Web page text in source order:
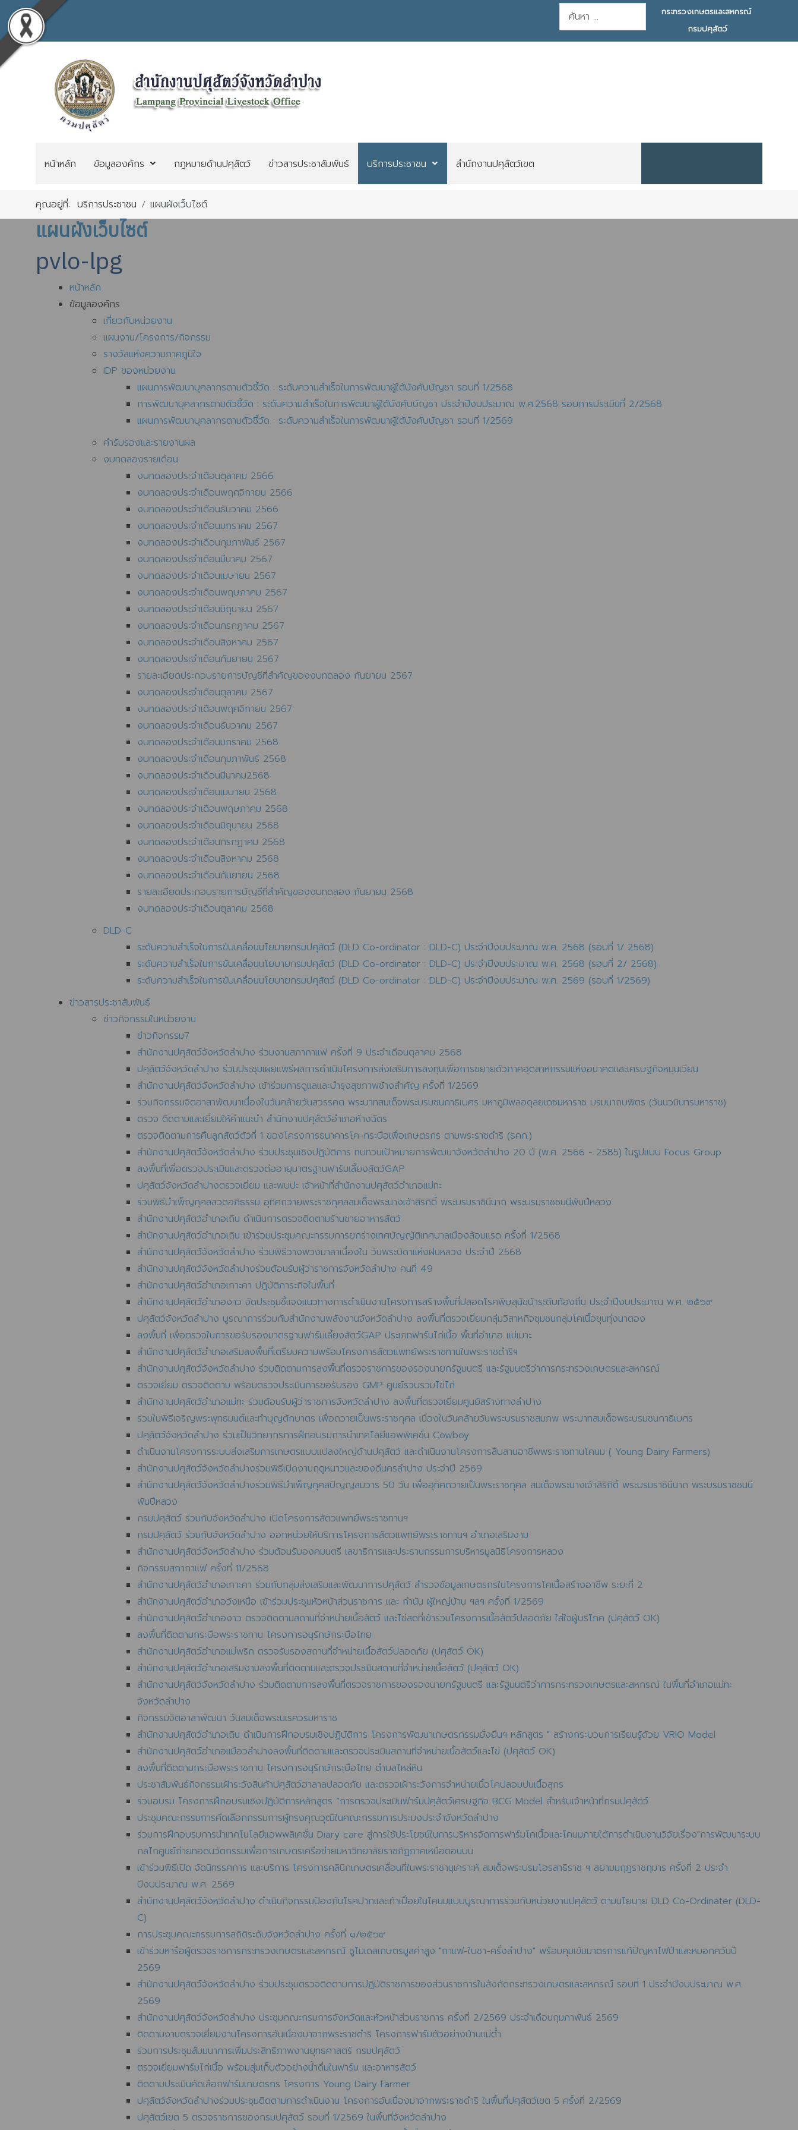
การค้นหา
กระทรวงเกษตรและสหกรณ์
กรมปศุสัตว์
หน้าหลัก ข้อมูลองค์กร กฎหมายด้านปศุสัตว์ ข่าวสารประชาสัมพันธ์ บริการประชาชน สำนักงานปศุสัตว์เขต
คุณอยู่ที่:บริการประชาชน แผนผังเว็บไซต์
แผนผังเว็บไซต์
pvlo-lpg
หน้าหลัก
ข้อมูลองค์กร
เกี่ยวกับหน่วยงาน
แผนงาน/โครงการ/กิจกรรม
รางวัลแห่งความภาคภูมิใจ
IDP ของหน่วยงาน
แผนการพัฒนาบุคลากรตามตัวชี้วัด : ระดับความสำเร็จในการพัฒนาผู้ใต้บังคับบัญชา รอบที่ 1/2568
การพัฒนาบุคลากรตามตัวชี้วัด : ระดับความสำเร็จในการพัฒนาผู้ใต้บังคับบัญชา ประจำปีงบประมาณ พ.ศ.2568 รอบการประเมินที่ 2/2568
แผนการพัฒนาบุคลากรตามตัวชี้วัด : ระดับความสำเร็จในการพัฒนาผู้ใต้บังคับบัญชา รอบที่ 1/2569
คำรับรองและรายงานผล
งบทดลองรายเดือน
งบทดลองประจำเดือนตุลาคม 2566
งบทดลองประจำเดือนพฤศจิกายน 2566
งบทดลองประจำเดือนธันวาคม 2566
งบทดลองประจำเดือนมกราคม 2567
งบทดลองประจำเดือนกุมภาพันธ์ 2567
งบทดลองประจำเดือนมีนาคม 2567
งบทดลองประจำเดือนเมษายน 2567
งบทดลองประจำเดือนพฤษภาคม 2567
งบทดลองประจำเดือนมิถุนายน 2567
งบทดลองประจำเดือนกรกฏาคม 2567
งบทดลองประจำเดือนสิงหาคม 2567
งบทดลองประจำเดือนกันยายน 2567
รายละเอียดประกอบรายการบัญชีที่สำคัญของงบทดลอง กันยายน 2567
งบทดลองประจำเดือนตุลาคม 2567
งบทดลองประจำเดือนพฤศจิกายน 2567
งบทดลองประจำเดือนธันวาคม 2567
งบทดลองประจำเดือนมกราคม 2568
งบทดลองประจำเดือนกุมภาพันธ์ 2568
งบทดลองประจำเดือนมีนาคม2568
งบทดลองประจำเดือนเมษายน 2568
งบทดลองประจำเดือนพฤษภาคม 2568
งบทดลองประจำเดือนมิถุนายน 2568
งบทดลองประจำเดือนกรกฏาคม 2568
งบทดลองประจำเดือนสิงหาคม 2568
งบทดลองประจำเดือนกันยายน 2568
รายละเอียดประกอบรายการบัญชีที่สำคัญของงบทดลอง กันยายน 2568
งบทดลองประจำเดือนตุลาคม 2568
DLD-C
ระดับความสำเร็จในการขับเคลื่อนนโยบายกรมปศุสัตว์ (DLD Co-ordinator : DLD-C) ประจำปีงบประมาณ พ.ศ. 2568 (รอบที่ 1/ 2568)
ระดับความสำเร็จในการขับเคลื่อนนโยบายกรมปศุสัตว์ (DLD Co-ordinator : DLD-C) ประจำปีงบประมาณ พ.ศ. 2568 (รอบที่ 2/ 2568)
ระดับความสำเร็จในการขับเคลื่อนนโยบายกรมปศุสัตว์ (DLD Co-ordinator : DLD-C) ประจำปีงบประมาณ พ.ศ. 2569 (รอบที่ 1/2569)
ข่าวสารประชาสัมพันธ์
ข่าวกิจกรรมในหน่วยงาน
ข่าวกิจกรรม7
สำนักงานปศุสัตว์จังหวัดลำปาง ร่วมงานสภากาแฟ ครั้งที่ 9 ประจำเดือนตุลาคม 2568
ปศุสัตว์จังหวัดลำปาง ร่วมประชุมเผยแพร่ผลการดำเนินโครงการส่งเสริมการลงทุนเพื่อการขยายตัวภาคอุตสาหกรรมแห่งอนาคตและเศรษฐกิจหมุนเวียน
สำนักงานปศุสัตว์จังหวัดลำปาง เข้าร่วมการดูแลและบำรุงสุขภาพช้างสำคัญ ครั้งที่ 1/2569
ร่วมกิจกรรมจิตอาสาพัฒนาเนื่องในวันคล้ายวันสวรรคต พระบาทสมเด็จพระบรมชนกาธิเบศร มหาภูมิพลอดุลยเดชมหาราช บรมนาถบพิตร (วันนวมินทรมหาราช)
ตรวจ ติดตามและเยี่ยมให้คำแนะนำ สำนักงานปศุสัตว์อำเภอห้างฉัตร
ตรวจติดตามการคืนลูกสัตว์ตัวที่ 1 ของโครงการธนาคารโค-กระบือเพื่อเกษตรกร ตามพระราชดำริ (ธคก.)
สำนักงานปศุสัตว์จังหวัดลำปาง ร่วมประชุมเชิงปฏิบัติการ ทบทวนเป้าหมายการพัฒนาจังหวัดลำปาง 20 ปี (พ.ศ. 2566 - 2585) ในรูปแบบ Focus Group
ลงพื้นที่เพื่อตรวจประเมินและตรวจต่ออายุมาตรฐานฟาร์มเลี้ยงสัตว์GAP
ปศุสัตว์จังหวัดลำปางตรวจเยี่ยม และพบปะ เจ้าหน้าที่สำนักงานปศุสัตว์อำเภอแม่ทะ
ร่วมพิธีบำเพ็ญกุศลสวดอภิธรรม อุทิศถวายพระราชกุศลสมเด็จพระนางเจ้าสิริกิติ์ พระบรมราชินีนาถ พระบรมราชชนนีพันปีหลวง
สำนักงานปศุสัตว์อำเภอเถิน ดำเนินการตรวจติดตามร้านขายอาหารสัตว์
สำนักงานปศุสัตว์อำเภอเถิน เข้าร่วมประชุมคณะกรรมการยกร่างเทศบัญญัติเทศบาลเมืองล้อมแรด ครั้งที่ 1/2568
สำนักงานปศุสัตว์จังหวัดลำปาง ร่วมพิธีวางพวงมาลาเนื่องใน วันพระบิดาแห่งฝนหลวง ประจำปี 2568
สำนักงานปศุสัตว์จังหวัดลำปางร่วมต้อนรับผู้ว่าราชการจังหวัดลำปาง คนที่ 49
สำนักงานปศุสัตว์อำเภอเกาะคา ปฏิบัติภาระกิจในพื้นที่
สำนักงานปศุสัตว์อำเภองาว จัดประชุมชี้แจงแนวทางการดำเนินงานโครงการสร้างพื้นที่ปลอดโรคพิษสุนัขบ้าระดับท้องถิ่น ประจำปีงบประมาณ พ.ศ. ๒๕๖๙
ปศุสัตว์จังหวัดลำปาง บูรณาการร่วมกับสำนักงานพลังงานจังหวัดลำปาง ลงพื้นที่ตรวจเยี่ยมกลุ่มวิสาหกิจชุมชนกลุ่มโคเนื้อขุนทุ่งนาตอง
ลงพื้นที่ เพื่อตรวจในการขอรับรองมาตรฐานฟาร์มเลี้ยงสัตว์GAP ประเภทฟาร์มไก่เนื้อ พื้นที่อำเภอ แม่เมาะ
สำนักงานปศุสัตว์อำเภอเสริมลงพื้นที่เตรียมความพร้อมโครงการสัตวแพทย์พระราชทานในพระราชดำริฯ
สำนักงานปศุสัตว์จังหวัดลำปาง ร่วมติดตามการลงพื้นที่ตรวจราชการของรองนายกรัฐมนตรี และรัฐมนตรีว่าการกระทรวงเกษตรและสหกรณ์
ตรวจเยี่ยม ตรวจติดตาม พร้อมตรวจประเมินการขอรับรอง GMP ศูนย์รวบรวมไข่ไก่
สำนักงานปศุสัตว์อำเภอแม่ทะ ร่วมต้อนรับผู้ว่าราชการจังหวัดลำปาง ลงพื้นที่ตรวจเยี่ยมศูนย์สร้างทางลำปาง
ร่วมในพิธีเจริญพระพุทธมนต์และทำบุญตักบาตร เพื่อถวายเป็นพระราชกุศล เนื่องในวันคล้ายวันพระบรมราชสมภพ พระบาทสมเด็จพระบรมชนกาธิเบศร
ปศุสัตว์จังหวัดลำปาง ร่วมเป็นวิทยากรการฝึกอบรมการนำเทคโลยีแอพพิเคชั่น Cowboy
ดำเนินงานโครงการระบบส่งเสริมการเกษตรแบบแปลงใหญ่ด้านปศุสัตว์ และดำเนินงานโครงการสืบสานอาชีพพระราชทานโคนม ( Young Dairy Farmers)​
สำนักงานปศุสัตว์จังหวัดลำปางร่วมพิธีเปิดงานฤดูหนาวและของดีนครลำปาง ประจำปี 2569
สำนักงานปศุสัตว์จังหวัดลำปางร่วมพิธีบำเพ็ญกุศลปัญญสมวาร 50 วัน เพื่ออุทิศถวายเป็นพระราชกุศล สมเด็จพระนางเจ้าสิริกิติ์ พระบรมราชินีนาถ พระบรมราชชนนี
พันปีหลวง
กรมปศุสัตว์ ร่วมกับจังหวัดลำปาง เปิดโครงการสัตวแพทย์พระราชทานฯ
กรมปศุสัตว์ ร่วมกับจังหวัดลำปาง ออกหน่วยให้บริการโครงการสัตวแพทย์พระราชทานฯ อำเภอเสริมงาม
สำนักงานปศุสัตว์จังหวัดลำปาง ร่วมต้อนรับองคมนตรี เลขาธิการและประธานกรรมการบริหารมูลนิธิโครงการหลวง
กิจกรรมสภากาแฟ ครั้งที่ 11/2568
สำนักงานปศุสัตว์อำเภอเกาะคา ร่วมกับกลุ่มส่งเสริมและพัฒนาการปศุสัตว์ สำรวจข้อมูลเกษตรกรในโครงการโคเนื้อสร้างอาชีพ ระยะที่ 2
สำนักงานปศุสัตว์อำเภอวังเหนือ เข้าร่วมประชุมหัวหน้าส่วนราชการ และ กำนัน ผู้ใหญ่บ้าน ฯลฯ ครั้งที่ 1/2569
สำนักงานปศุสัตว์อำเภองาว ตรวจติดตามสถานที่จำหน่ายเนื้อสัตว์ และไข่สดที่เข้าร่วมโครงการเนื้อสัตว์ปลอดภัย ใส่ใจผู้บริโภค (ปศุสัตว์ OK)
ลงพื้นที่ติดตามกระบือพระราชทาน โครงการอนุรักษ์กระบือไทย
สำนักงานปศุสัตว์อำเภอแม่พริก ตรวจรับรองสถานที่จำหน่ายเนื้อสัตว์ปลอดภัย (ปศุสัตว์ OK)
สำนักงานปศุสัตว์อำเภอเสริมงามลงพื้นที่ติดตามและตรวจประเมินสถานที่จำหน่ายเนื้อสัตว์ (ปศุสัตว์ OK)
สำนักงานปศุสัตว์จังหวัดลำปาง ร่วมติดตามการลงพื้นที่ตรวจราชการของรองนายกรัฐมนตรี และรัฐมนตรีว่าการกระทรวงเกษตรและสหกรณ์ ในพื้นที่อำเภอแม่ทะ
จังหวัดลำปาง
กิจกรรมจิตอาสาพัฒนา วันสมเด็จพระนเรศวรมหาราช
สำนักงานปศุสัตว์อำเภอเถิน ดำเนินการฝึกอบรมเชิงปฏิบัติการ โครงการพัฒนาเกษตรกรรมยั่งยืนฯ หลักสูตร " สร้างกระบวนการเรียนรู้ด้วย VRIO Model
สำนักงานปศุสัตว์อำเภอเเมือวลำปางลงพื้นที่ติดตามและตรวจประเมินสถานที่จำหน่ายเนื้อสัตว์และไข่ (ปศุสัตว์ OK)
ลงพื้นที่ติดตามกระบือพระราชทาน โครงการอนุรักษ์กระบือไทย ตำบลไหล่หิน
ประชาสัมพันธ์กิจกรรมเฝ้าระวังสินค้าปศุสัตว์ฮาลาลปลอดภัย และตรวจเฝ้าระวังการจำหน่ายเนื้อโคปลอมปนเนื้อสุกร
ร่วมอบรม โครงการฝึกอบรมเชิงปฏิบัติการหลักสูตร “การตรวจประเมินฟาร์มปศุสัตว์เศรษฐกิจ BCG Model สำหรับเจ้าหน้าที่กรมปศุสัตว์
ประชุมคณะกรรมการคัดเลือกกรรมการผู้ทรงคุณวุฒิในคณะกรรมการประมงประจำจังหวัดลำปาง
ร่วมการฝึกอบรมการนำเทคโนโลยีแอพพลิเคชั่น Diary care สู่การใช้ประโยชน์ในการบริหารจัดการฟาร์มโคเนื้อและโคนมภายใต้การดำเนินงานวิจัยเรื่อง"การพัฒนาระบบ
กลไกศูนย์ถ่ายทอดนวัตกรรมเพื่อการเกษตรเครือข่ายมหาวิทยาลัยราชภัฏภาคเหนือตอนบน
เข้าร่วมพิธีเปิด จัดนิทรรศการ และบริการ โครงการคลินิกเกษตรเคลื่อนที่ในพระราชานุเคราะห์ สมเด็จพระบรมโอรสาธิราช ฯ สยามมกุฎราชกุมาร ครั้งที่ 2 ประจำ
ปีงบประมาณ พ.ศ. 2569
สำนักงานปศุสัตว์จังหวัดลำปาง ดำเนินกิจกรรมป้องกันโรคปากและเท้าเปื่อยในโคนมแบบบูรณาการร่วมกับหน่วยงานปศุสัตว์ ตามนโยบาย DLD Co-Ordinater (DLD-
C)
การประชุมคณะกรรมการสถิติระดับจังหวัดลำปาง ครั้งที่ ๑/๒๕๖๙
เข้าร่วมหารือผู้ตรวจราชการกระทรวงเกษตรและสหกรณ์ ชูโมเดลเกษตรมูลค่าสูง "กาแฟ-ใบชา-ครั่งลำปาง" พร้อมคุมเข้มมาตรการแก้ปัญหาไฟป่าและหมอกควันปี
2569
สำนักงานปศุสัตว์จังหวัดลำปาง ร่วมประชุมตรวจติดตามการปฏิบัติราชการของส่วนราชการในสังกัดกระทรวงเกษตรและสหกรณ์ รอบที่ 1 ประจำปีงบประมาณ พ.ศ.
2569
สำนักงานปศุสัตว์จังหวัดลำปาง ประชุมคณะกรมการจังหวัดและหัวหน้าส่วนราชการ ครั้งที่ 2/2569 ประจำเดือนกุมภาพันธ์ 2569
ติดตามงานตรวจเยี่ยมงานโครงการอันเนื่องมาจากพระราชดำริ โครงการฟาร์มตัวอย่างบ้านแม่ต๋ำ
ร่วมการประชุมสัมมนาการเพิ่มประสิทธิภาพงานยุทธศาสตร์ กรมปศุสัตว์
ตรวจเยี่ยมฟาร์มไก่เนื้อ พร้อมสุ่มเก็บตัวอย่างน้ำดื่มในฟาร์ม และอาหารสัตว์
ติดตามประเมินคัดเลือกฟาร์มเกษตรกร โครงการ Young Dairy Farmer
ปศุสัตว์จังหวัดลำปางร่วมประชุมติดตามการดำเนินงาน โครงการอันเนื่องมาจากพระราชดำริ ในพื้นที่ปศุสัตว์เขต 5 ครั้งที่ 2/2569
ปศุสัตว์เขต 5 ตรวจราชการของกรมปศุสัตว์ รอบที่ 1/2569 ในพื้นที่จังหวัดลำปาง